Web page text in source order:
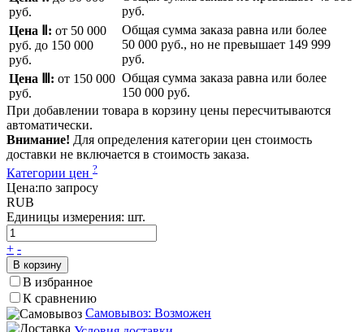
руб.
руб.
Цена Ⅱ: от 50 000
руб. до 150 000
руб.
Общая сумма заказа равна или более
50 000 руб., но не превышает 149 999
руб.
Цена Ⅲ: от 150 000
руб.
Общая сумма заказа равна или более
150 000 руб.
При добавлении товара в корзину цены пересчитываются
автоматически.
Внимание! Для определения категории цен стоимость
доставки не включается в стоимость заказа.
Категории цен ?
Цена:по запросу
RUB
Единицы измерения: шт.
+ -
В корзину
В избранное
К сравнению
Самовывоз: Возможен